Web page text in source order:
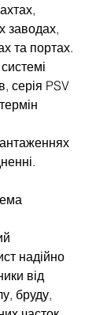
заводах,
та портах.
серія PSV
надійно
від
бруду,